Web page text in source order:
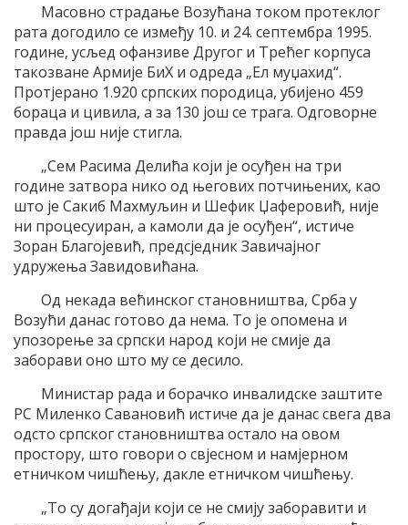
Масовно страдање Возућана током протеклог
рата догодило се између 10. и 24. септембра 1995.
године, усљед офанзиве Другог и Трећег корпуса
такозване Армије БиХ и одреда „Ел муџахид“.
Протјерано 1.920 српских породица, убијено 459
бораца и цивила, а за 130 још се трага. Одговорне
правда још није стигла.
„Сем Расима Делића који је осуђен на три
године затвора нико од његових потчињених, као
што је Сакиб Махмуљин и Шефик Џаферовић, није
ни процесуиран, а камоли да је осуђен“, истиче
Зоран Благојевић, предсједник Завичајног
удружења Завидовићана.
Од некада већинског становништва, Срба у
Возући данас готово да нема. То је опомена и
упозорење за српски народ који не смије да
заборави оно што му се десило.
Министар рада и борачко инвалидске заштите
РС Миленко Савановић истиче да је данас свега два
одсто српског становништва остало на овом
простору, што говори о свјесном и намјерном
етничком чишћењу, дакле етничком чишћењу.
„То су догађаји који се не смију заборавити и